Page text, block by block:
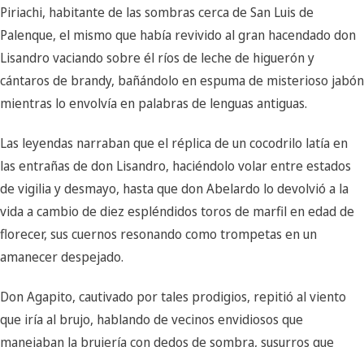
Piriachi, habitante de las sombras cerca de San Luis de
Palenque, el mismo que había revivido al gran hacendado don
Lisandro vaciando sobre él ríos de leche de higuerón y
cántaros de brandy, bañándolo en espuma de misterioso jabón
mientras lo envolvía en palabras de lenguas antiguas.
Las leyendas narraban que el réplica de un cocodrilo latía en
las entrañas de don Lisandro, haciéndolo volar entre estados
de vigilia y desmayo, hasta que don Abelardo lo devolvió a la
vida a cambio de diez espléndidos toros de marfil en edad de
florecer, sus cuernos resonando como trompetas en un
amanecer despejado.
Don Agapito, cautivado por tales prodigios, repitió al viento
que iría al brujo, hablando de vecinos envidiosos que
manejaban la brujería con dedos de sombra, susurros que